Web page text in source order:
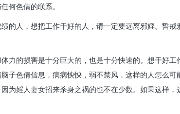
何色倩的联系。
的人，想把工作干好的人，请一定要远离邪婬。誓
力的损害是十分巨大的，也是十分快速的。想干好工
子色倩信息，病病怏怏，弱不禁风，这样的人怎么可
为婬人妻女招来杀身之祸的也不在少数。如果这样，